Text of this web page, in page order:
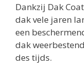
Dankzij Dak
dak vele jaren
een
dak
des tijds.